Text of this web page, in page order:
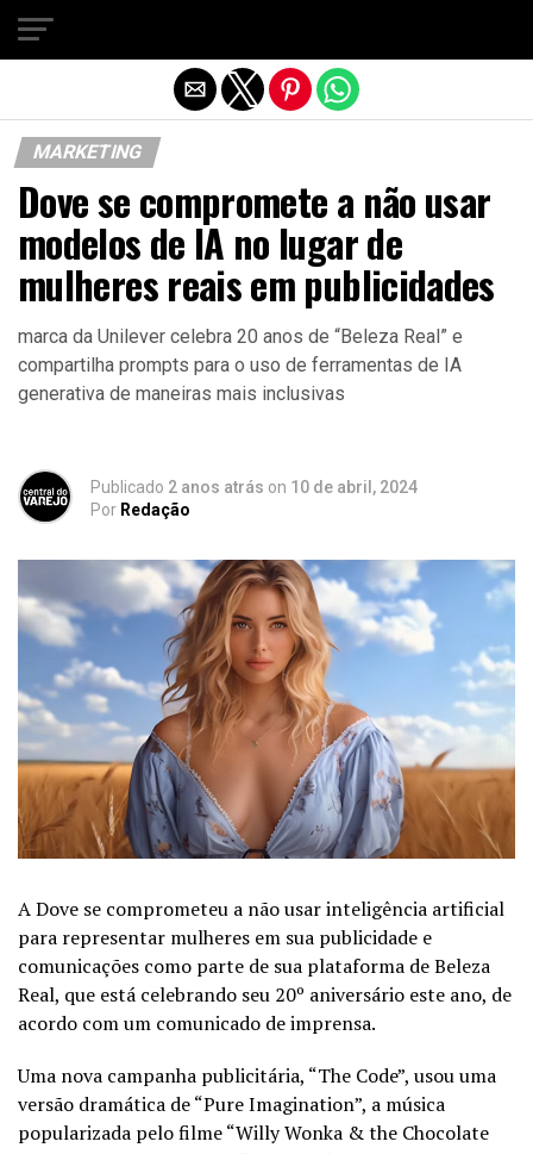
MARKETING
Dove se compromete a não usar
modelos de IA no lugar de
mulheres reais em publicidades
marca da Unilever celebra 20 anos de “Beleza Real” e
compartilha prompts para o uso de ferramentas de IA
generativa de maneiras mais inclusivas
Publicado 2 anos atrás on 10 de abril, 2024
Por Redação
A Dove se comprometeu a não usar inteligência artificial
para representar mulheres em sua publicidade e
comunicações como parte de sua plataforma de Beleza
Real, que está celebrando seu 20º aniversário este ano, de
acordo com um comunicado de imprensa.
Uma nova campanha publicitária, “The Code”, usou uma
versão dramática de “Pure Imagination”, a música
popularizada pelo filme “Willy Wonka & the Chocolate